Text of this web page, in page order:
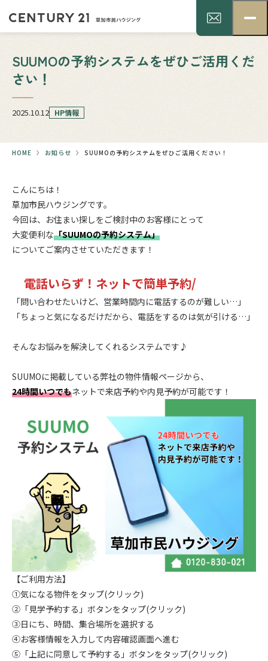
SUUMOの予約システムをぜひご活用くだ
さい！
2025.10.12 HP情報
HOME お知らせ SUUMOの予約システムをぜひご活用ください！
こんにちは！
草加市民ハウジングです。
今回は、お住まい探しをご検討中のお客様にとって
大変便利な「SUUMOの予約システム」
についてご案内させていただきます！
電話いらず！ネットで簡単予約/
「問い合わせたいけど、営業時間内に電話するのが難しい…」
「ちょっと気になるだけだから、電話をするのは気が引ける…」
そんなお悩みを解決してくれるシステムです♪
SUUMOに掲載している弊社の物件情報ページから、
24時間いつでもネットで来店予約や内見予約が可能です！
【ご利用方法】
①気になる物件をタップ(クリック)
②「見学予約する」ボタンをタップ(クリック)
③日にち、時間、集合場所を選択する
④お客様情報を入力して内容確認画面へ進む
⑤「上記に同意して予約する」ボタンをタップ(クリック)